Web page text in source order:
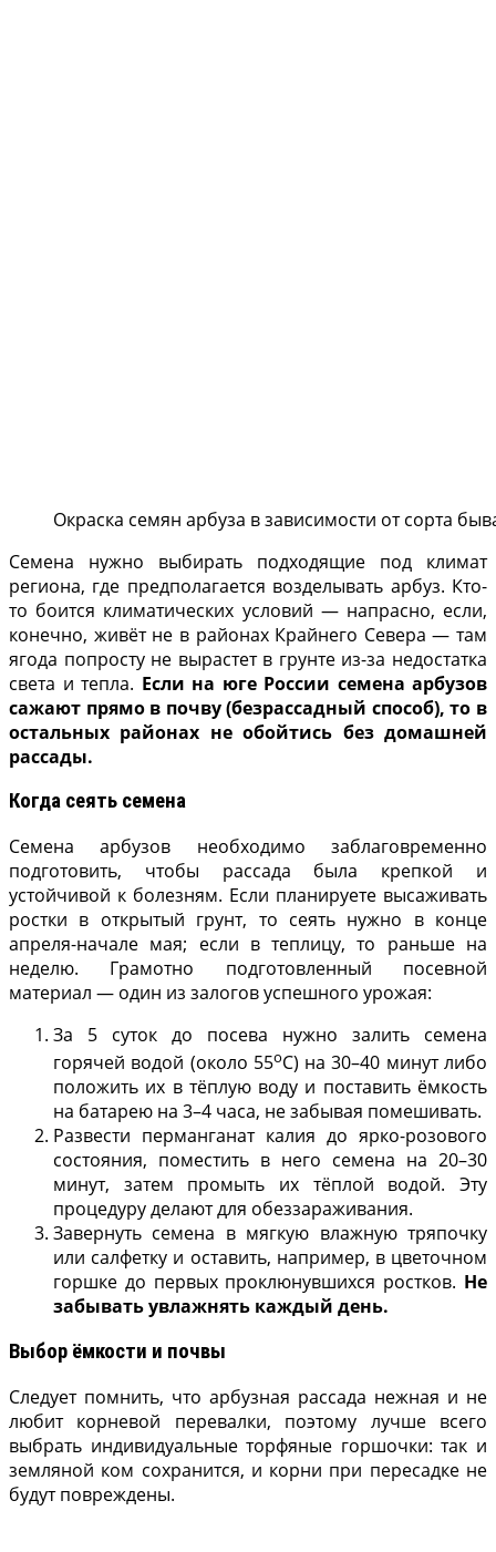
Окраска семян арбуза в зависимости от сорта
Семена нужно выбирать подходящие под климат
региона, где предполагается возделывать арбуз. Кто-
то боится климатических условий — напрасно, если,
конечно, живёт не в районах Крайнего Севера — там
ягода попросту не вырастет в грунте из-за недостатка
света и тепла. Если на юге России семена арбузов
сажают прямо в почву (безрассадный способ), то в
остальных районах не обойтись без домашней
рассады.
Когда сеять семена
Семена арбузов необходимо заблаговременно
подготовить, чтобы рассада была крепкой и
устойчивой к болезням. Если планируете высаживать
ростки в открытый грунт, то сеять нужно в конце
апреля-начале мая; если в теплицу, то раньше на
неделю. Грамотно подготовленный посевной
материал — один из залогов успешного урожая:
За 5 суток до посева нужно залить семена
горячей водой (около 55оС) на 30–40 минут либо
положить их в тёплую воду и поставить ёмкость
на батарею на 3–4 часа, не забывая помешивать.
Развести перманганат калия до ярко-розового
состояния, поместить в него семена на 20–30
минут, затем промыть их тёплой водой. Эту
процедуру делают для обеззараживания.
Завернуть семена в мягкую влажную тряпочку
или салфетку и оставить, например, в цветочном
горшке до первых проклюнувшихся ростков. Не
забывать увлажнять каждый день.
Выбор ёмкости и почвы
Следует помнить, что арбузная рассада нежная и не
любит корневой перевалки, поэтому лучше всего
выбрать индивидуальные торфяные горшочки: так и
земляной ком сохранится, и корни при пересадке не
будут повреждены.